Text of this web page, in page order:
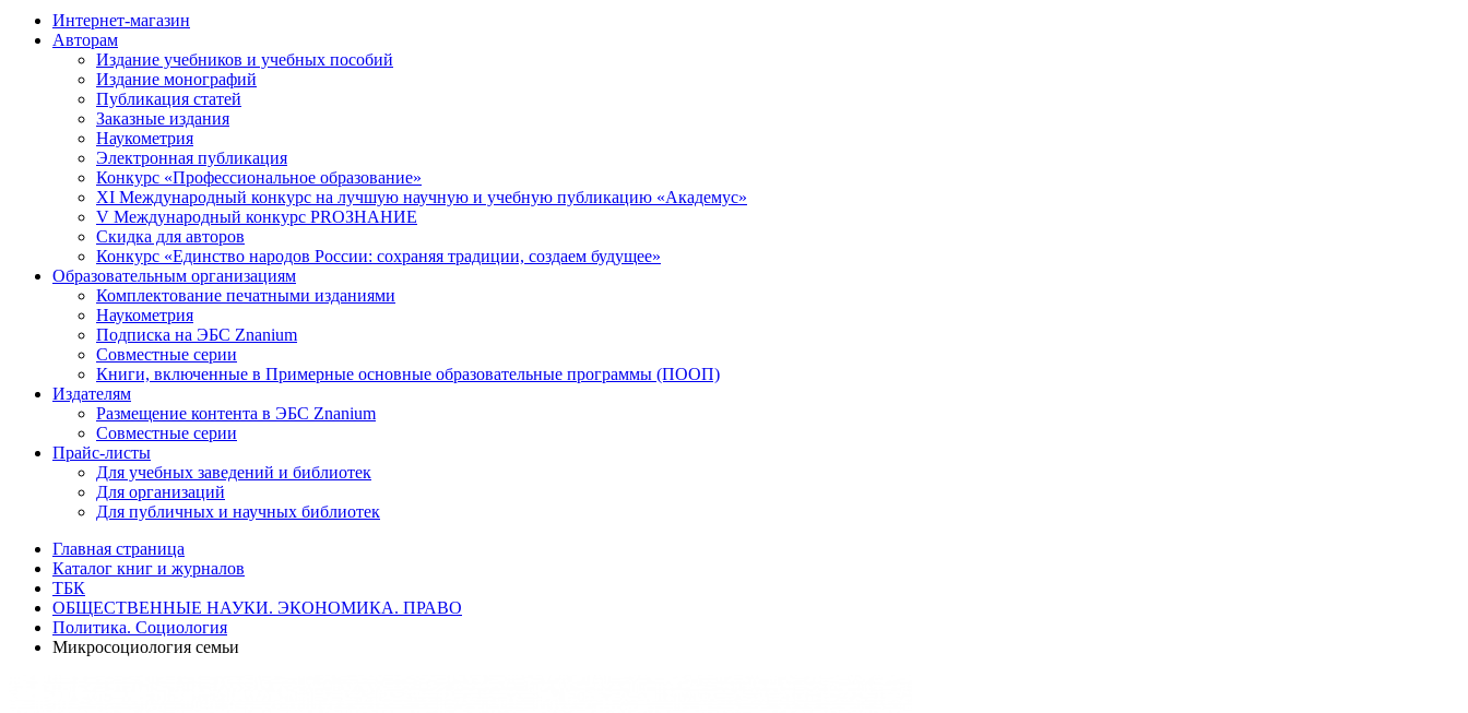
Интернет-магазин
Авторам
Издание учебников и учебных пособий
Издание монографий
Публикация статей
Заказные издания
Наукометрия
Электронная публикация
Конкурс «Профессиональное образование»
XI Международный конкурс на лучшую научную и учебную публикацию «Академус»
V Международный конкурс PROЗНАНИЕ
Скидка для авторов
Конкурс «Единство народов России: сохраняя традиции, создаем будущее»
Образовательным организациям
Комплектование печатными изданиями
Наукометрия
Подписка на ЭБС Znanium
Совместные серии
Книги, включенные в Примерные основные образовательные программы (ПООП)
Издателям
Размещение контента в ЭБС Znanium
Совместные серии
Прайс-листы
Для учебных заведений и библиотек
Для организаций
Для публичных и научных библиотек
Главная страница
Каталог книг и журналов
ТБК
ОБЩЕСТВЕННЫЕ НАУКИ. ЭКОНОМИКА. ПРАВО
Политика. Социология
Микросоциология семьи